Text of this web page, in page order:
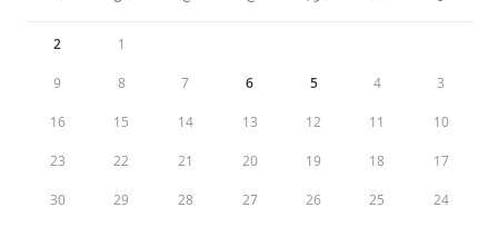
1
2
3
4
5
6
7
8
9
10
11
12
13
14
15
16
17
18
19
20
21
22
23
24
25
26
27
28
29
30